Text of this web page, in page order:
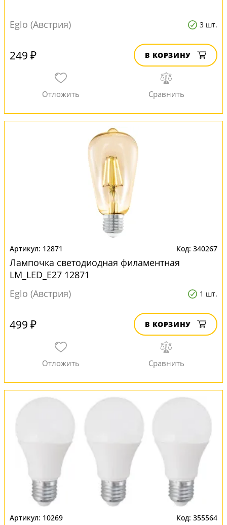
Eglo (Австрия) 3 шт.
249 ₽ В КОРЗИНУ
12871 340267
Лампочка светодиодная филаментная
LM_LED_E27 12871
Eglo (Австрия)
1 шт.
499 ₽ В КОРЗИНУ
10269 355564